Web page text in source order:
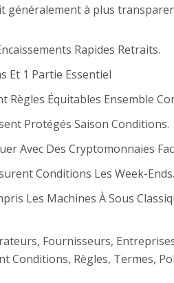
à plus
Rapides Retraits.
Et 1 Partie Essentiel
Règles Équitables Ensemble
Protégés Saison Conditions.
Avec Des Cryptomonnaies
Conditions Les Week-Ends.
Les Machines À Sous
Fournisseurs,
Conditions, Règles, Termes,